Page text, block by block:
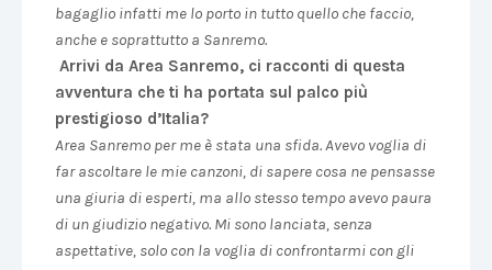
bagaglio infatti me lo porto in tutto quello che faccio,
anche e soprattutto a Sanremo.
Arrivi da Area Sanremo, ci racconti di questa
avventura che ti ha portata sul palco più
prestigioso d’Italia?
Area Sanremo per me è stata una sfida. Avevo voglia di
far ascoltare le mie canzoni, di sapere cosa ne pensasse
una giuria di esperti, ma allo stesso tempo avevo paura
di un giudizio negativo. Mi sono lanciata, senza
aspettative, solo con la voglia di confrontarmi con gli